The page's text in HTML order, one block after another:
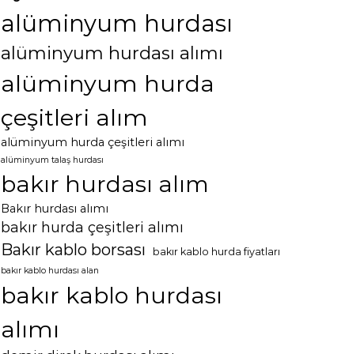
alüminyum hurdası
alüminyum hurdası alımı
alüminyum hurda
çeşitleri alım
alüminyum hurda çeşitleri alımı
alüminyum talaş hurdası
bakır hurdası alım
Bakır hurdası alımı
bakır hurda çeşitleri alımı
Bakır kablo borsası bakır kablo hurda fiyatları
bakır kablo hurdası alan
bakır kablo hurdası
alımı